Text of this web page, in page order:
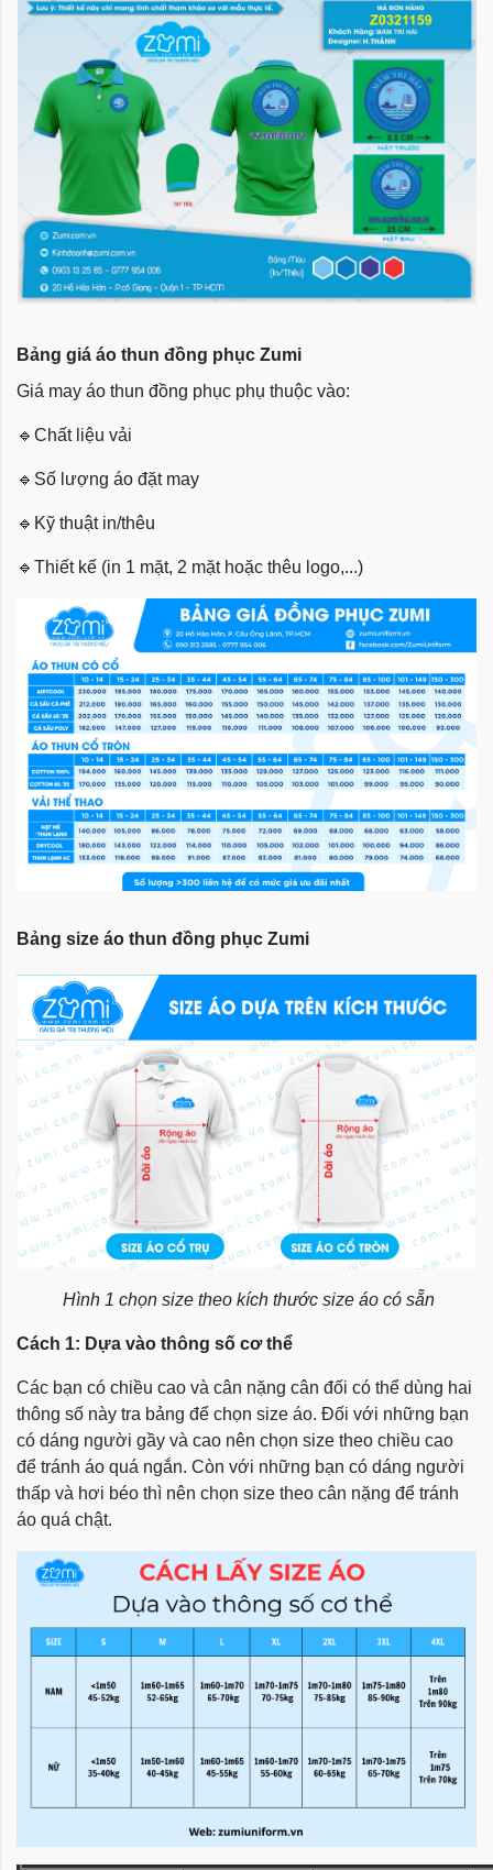
Bảng giá áo thun đồng phục Zumi
Giá may áo thun đồng phục phụ thuộc vào:
🔹 Chất liệu vải
🔹 Số lượng áo đặt may
🔹 Kỹ thuật in/thêu
🔹 Thiết kế (in 1 mặt, 2 mặt hoặc thêu logo,...)
Bảng size áo thun đồng phục Zumi
Hình 1 chọn size theo kích thước size áo có sẵn
Cách 1: Dựa vào thông số cơ thể
Các bạn có chiều cao và cân nặng cân đối có thể dùng hai
thông số này tra bảng để chọn size áo. Đối với những bạn
có dáng người gầy và cao nên chọn size theo chiều cao
để tránh áo quá ngắn. Còn với những bạn có dáng người
thấp và hơi béo thì nên chọn size theo cân nặng để tránh
áo quá chật.